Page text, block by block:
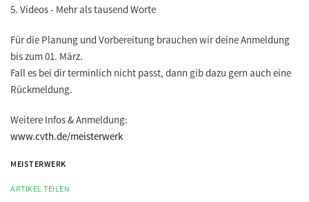
5. Videos - Mehr als tausend Worte
Für die Planung und Vorbereitung brauchen wir deineAnmeldung
bis zum 01. März.
Fall es bei dir terminlich nicht passt, dann gib dazu gern auch eine
Rückmeldung.
Weitere Infos & Anmeldung:
www.cvth.de/meisterwerk
MEISTERWERK
ARTIKEL TEILEN